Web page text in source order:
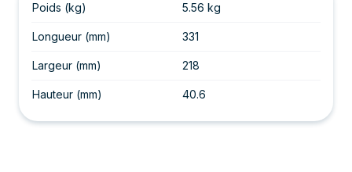
Poids (kg) 5.56 kg
Longueur (mm) 331
Largeur (mm) 218
Hauteur (mm) 40.6